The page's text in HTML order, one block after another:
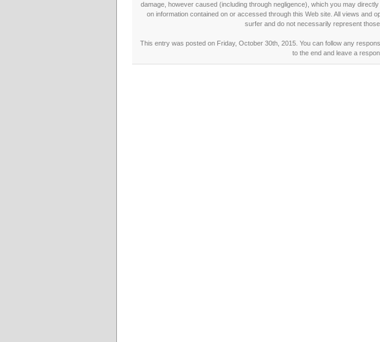
damage, however caused (including through negligence), which you may
on information contained on or accessed through this Web site. All views and
surfer and do not necessarily represent
This entry was posted on Friday, October 30th, 2015. You can follow any
to the end and leave a